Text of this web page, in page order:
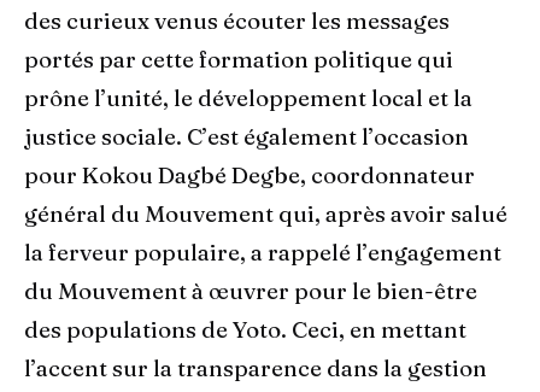
des curieux venus écouter les messages
portés par cette formation politique qui
prône l’unité, le développement local et la
justice sociale. C’est également l’occasion
pour Kokou Dagbé Degbe, coordonnateur
général du Mouvement qui, après avoir salué
la ferveur populaire, a rappelé l’engagement
du Mouvement à œuvrer pour le bien-être
des populations de Yoto. Ceci, en mettant
l’accent sur la transparence dans la gestion